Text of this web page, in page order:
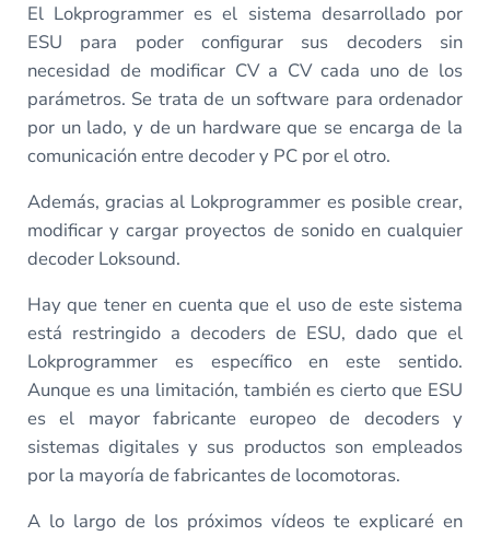
El Lokprogrammer es el sistema desarrollado por
ESU para poder configurar sus decoders sin
necesidad de modificar CV a CV cada uno de los
parámetros. Se trata de un software para ordenador
por un lado, y de un hardware que se encarga de la
comunicación entre decoder y PC por el otro.
Además, gracias al Lokprogrammer es posible crear,
modificar y cargar proyectos de sonido en cualquier
decoder Loksound.
Hay que tener en cuenta que el uso de este sistema
está restringido a decoders de ESU, dado que el
Lokprogrammer es específico en este sentido.
Aunque es una limitación, también es cierto que ESU
es el mayor fabricante europeo de decoders y
sistemas digitales y sus productos son empleados
por la mayoría de fabricantes de locomotoras.
A lo largo de los próximos vídeos te explicaré en